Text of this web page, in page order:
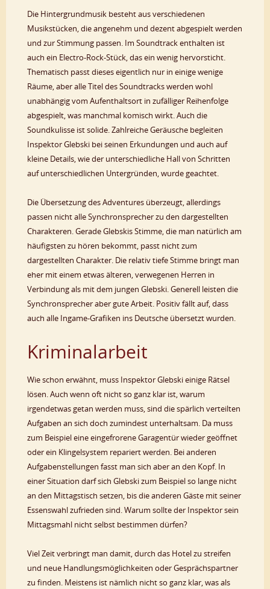
Die Hintergrundmusik besteht aus verschiedenen
Musikstücken, die angenehm und dezent abgespielt werden
und zur Stimmung passen. Im Soundtrack enthalten ist
auch ein Electro-Rock-Stück, das ein wenig hervorsticht.
Thematisch passt dieses eigentlich nur in einige wenige
Räume, aber alle Titel des Soundtracks werden wohl
unabhängig vom Aufenthaltsort in zufälliger Reihenfolge
abgespielt, was manchmal komisch wirkt. Auch die
Soundkulisse ist solide. Zahlreiche Geräusche begleiten
Inspektor Glebski bei seinen Erkundungen und auch auf
kleine Details, wie der unterschiedliche Hall von Schritten
auf unterschiedlichen Untergründen, wurde geachtet.
Die Übersetzung des Adventures überzeugt, allerdings
passen nicht alle Synchronsprecher zu den dargestellten
Charakteren. Gerade Glebskis Stimme, die man natürlich am
häufigsten zu hören bekommt, passt nicht zum
dargestellten Charakter. Die relativ tiefe Stimme bringt man
eher mit einem etwas älteren, verwegenen Herren in
Verbindung als mit dem jungen Glebski. Generell leisten die
Synchronsprecher aber gute Arbeit. Positiv fällt auf, dass
auch alle Ingame-Grafiken ins Deutsche übersetzt wurden.
Kriminalarbeit
Wie schon erwähnt, muss Inspektor Glebski einige Rätsel
lösen. Auch wenn oft nicht so ganz klar ist, warum
irgendetwas getan werden muss, sind die spärlich verteilten
Aufgaben an sich doch zumindest unterhaltsam. Da muss
zum Beispiel eine eingefrorene Garagentür wieder geöffnet
oder ein Klingelsystem repariert werden. Bei anderen
Aufgabenstellungen fasst man sich aber an den Kopf. In
einer Situation darf sich Glebski zum Beispiel so lange nicht
an den Mittagstisch setzen, bis die anderen Gäste mit seiner
Essenswahl zufrieden sind. Warum sollte der Inspektor sein
Mittagsmahl nicht selbst bestimmen dürfen?
Viel Zeit verbringt man damit, durch das Hotel zu streifen
und neue Handlungsmöglichkeiten oder Gesprächspartner
zu finden. Meistens ist nämlich nicht so ganz klar, was als